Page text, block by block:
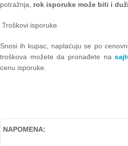
potražnja, rok isporuke može biti i
Troškovi isporuke
Snosi ih kupac, naplaćuju se po
troškova možete da pronađete na
cenu isporuke.
NAPOMENA: